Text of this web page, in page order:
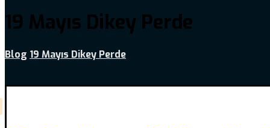
19 Mayıs Dikey Perde
Blog 19 Mayıs Dikey Perde